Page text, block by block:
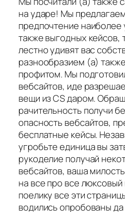
на ударе! Мы
предпочтение наиболее
также выгодных кейсов,
лестно удивят вас
разнообразием (а)
профитом. Мы
вебсайтов, иде
вещи из CS даром.
рачительность получи
опасность вебсайтов,
бесплатные кейсы.
угробьте единица вы
рукоделие получай
вебсайтов, ваша
на все про все люксовый
поелику все эти
водились опробованы